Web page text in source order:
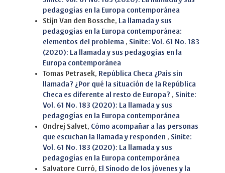
pedagogías en la Europa contemporánea
Stijn Van den Bossche, La llamada y sus
pedagogías en la Europa contemporánea:
elementos del problema , Sinite: Vol. 61 No. 183
(2020): La llamada y sus pedagogías en la
Europa contemporánea
Tomas Petrasek, República Checa ¿País sin
llamada? ¿Por qué la situación de la República
Checa es diferente al resto de Europa? , Sinite:
Vol. 61 No. 183 (2020): La llamada y sus
pedagogías en la Europa contemporánea
Ondrej Salvet, Cómo acompañar a las personas
que escuchan la llamada y responden , Sinite:
Vol. 61 No. 183 (2020): La llamada y sus
pedagogías en la Europa contemporánea
Salvatore Curró, El Sínodo de los jóvenes y la